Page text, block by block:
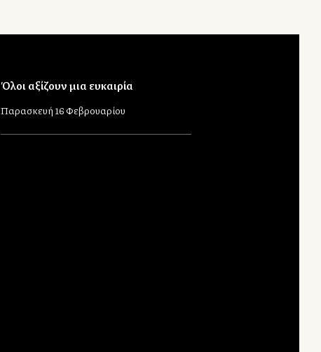
Όλοι αξίζουν μια ευκαιρία
Παρασκευή 16 Φεβρουαρίου